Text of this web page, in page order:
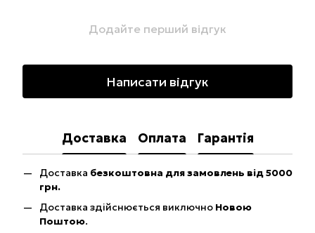
Додайте перший відгук
Написати відгук
Доставка Оплата Гарантія
Доставка безкоштовна для замовлень від 5000
грн.
Доставка здійснюється виключно Новою
Поштою.